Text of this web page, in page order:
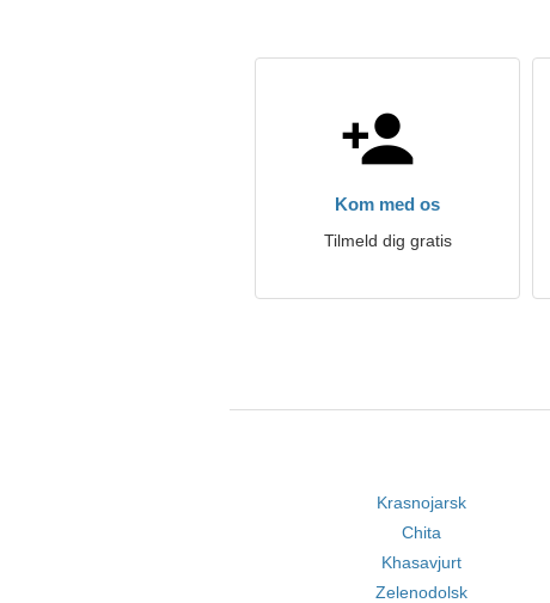
Kom med os
Tilmeld dig gratis
Krasnojarsk
Chita
Khasavjurt
Zelenodolsk